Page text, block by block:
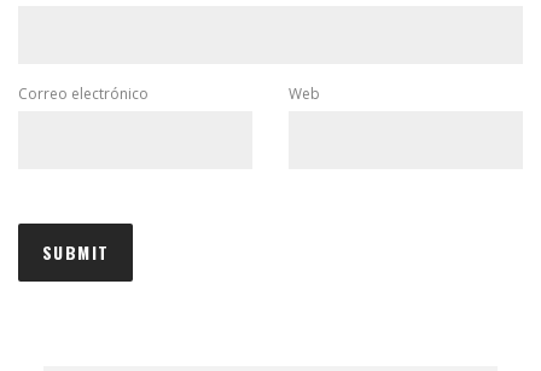
Correo electrónico Web